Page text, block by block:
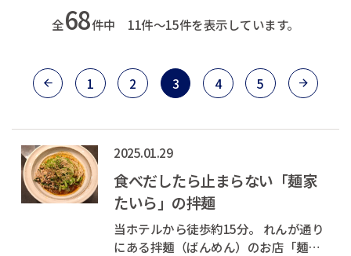
全68件中 11件～15件を表示しています。
1 2 3 4 5
2025.01.29
食べだしたら止まらない「麺家
たいら」の拌麺
当ホテルから徒歩約15分。 れんが通り
にある拌麺（ばんめん）のお店「麺家